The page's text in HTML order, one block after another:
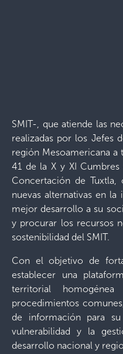
SMIT-, que atiende las
realizadas por los Jefes
región Mesoamericana a
41 de la X y XI
Concertación de Tuxtla,
nuevas alternativas en
mejor desarrollo a su
y procurar los recursos
sostenibilidad del SMIT.
Con el objetivo de
establecer una
territorial
procedimientos
de información para su
vulnerabilidad y la
desarrollo nacional y